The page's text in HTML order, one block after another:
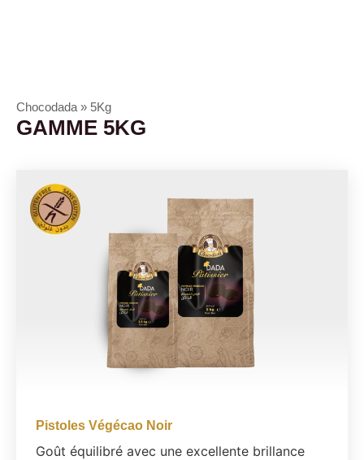
Chocodada » 5Kg
GAMME 5KG
Pistoles Végécao Noir
Goût équilibré avec une excellente brillance